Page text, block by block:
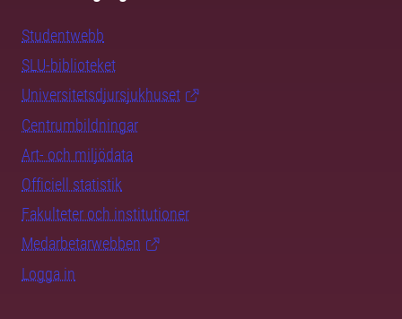
Studentwebb
SLU-biblioteket
Universitetsdjursjukhuset
Centrumbildningar
Art- och miljödata
Officiell statistik
Fakulteter och institutioner
Medarbetarwebben
Logga in